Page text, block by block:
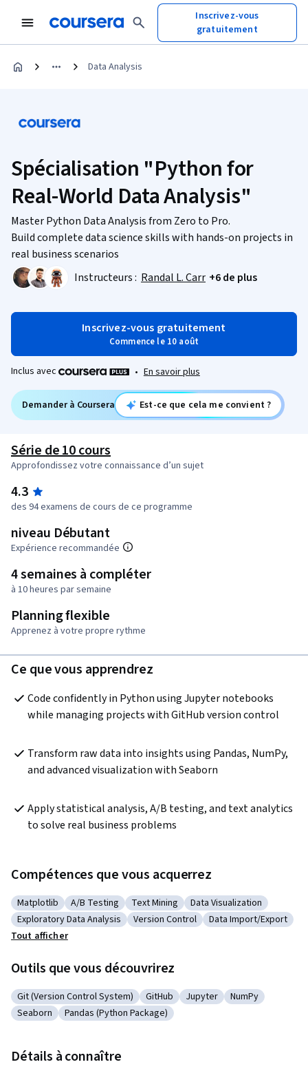
Inscrivez-vous
gratuitement
Data Analysis
Spécialisation "Python for
Real-World Data Analysis"
Master Python Data Analysis from Zero to Pro.
Build complete data science skills with hands-on projects in
real business scenarios
Instructeurs : Randal L. Carr +6 de plus
Inscrivez-vous gratuitement
Commence le 10 août
Inclus avec • En savoir plus
Demander à Coursera Est-ce que cela me convient ?
Série de 10 cours
Approfondissez votre connaissance d’un sujet
4.3
des 94 examens de cours de ce programme
niveau Débutant
Expérience recommandée
4 semaines à compléter
à 10 heures par semaine
Planning flexible
Apprenez à votre propre rythme
Ce que vous apprendrez
Code confidently in Python using Jupyter notebooks
while managing projects with GitHub version control
Transform raw data into insights using Pandas, NumPy,
and advanced visualization with Seaborn
Apply statistical analysis, A/B testing, and text analytics
to solve real business problems
Compétences que vous acquerrez
Catégorie : Matplotlib
Matplotlib Catégorie : A/B Testing
A/B Testing Catégorie : Text Mining
Text Mining Catégorie : Data
Data Visualization
Catégorie : Exploratory Data Analysis
Exploratory Data Analysis Catégorie : Version Control
Version Control Catégorie : Data
Data Import/Export
Tout afficher
Outils que vous découvrirez
Catégorie : Git (Version Control System)
Git (Version Control System) Catégorie : GitHub
GitHub Catégorie : Jupyter
Jupyter Catégorie :
NumPy
Catégorie : Seaborn
Seaborn Catégorie : Pandas (Python Package)
Pandas (Python Package)
Détails à connaître